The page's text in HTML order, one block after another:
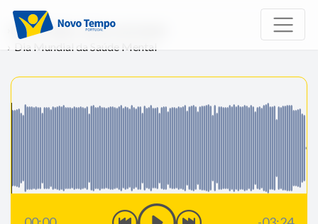
Início Rádio
Diário da Saúde
Dia Mundial da Saúde Mental